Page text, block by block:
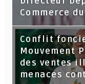
Commerce
Conflit
Mouvement
des ventes
menaces